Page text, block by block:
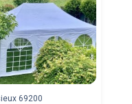
69200